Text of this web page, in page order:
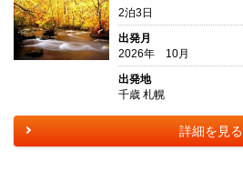
2泊3日
出発月
2026年 10月
出発地
千歳 札幌
詳細を見る